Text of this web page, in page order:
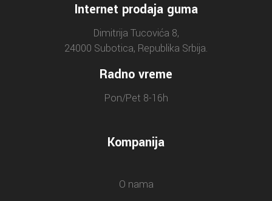
Internet prodaja guma
Dimitrija Tucovića 8,
24000 Subotica, Republika Srbija.
Radno vreme
Pon/Pet 8-16h
Kompanija
O nama